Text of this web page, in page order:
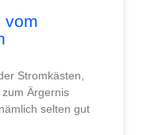
vom
Stromkästen,
Ärgernis
selten gut